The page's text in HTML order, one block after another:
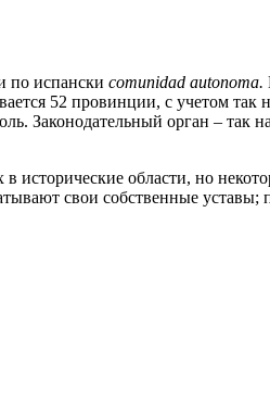
по испански comunidad autonoma.
52 провинции, с учетом так
Законодательный орган – так
исторические области, но
свои собственные уставы;